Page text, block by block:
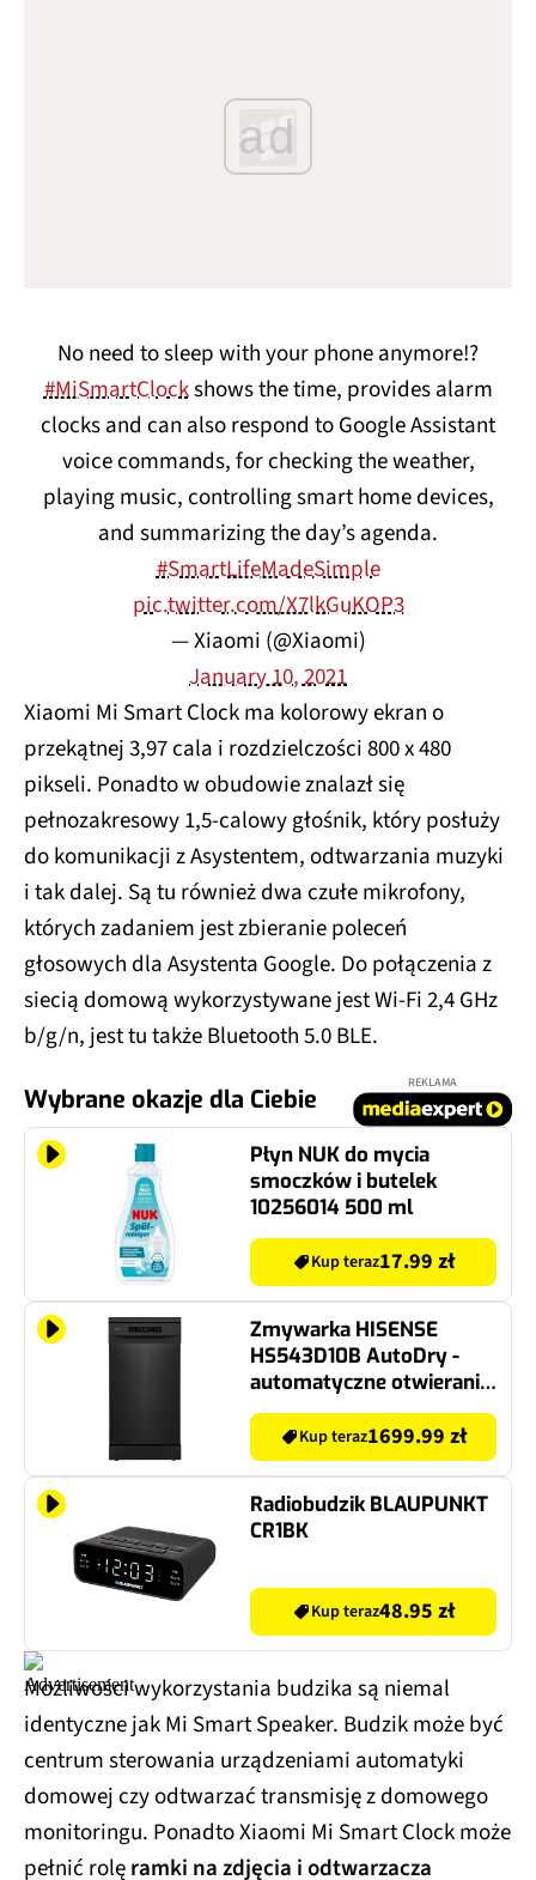
ad
No need to sleep with your phone anymore!?
#MiSmartClockshows the time, provides alarm
clocks and can also respond to Google Assistant
voice commands, for checking the weather,
playing music, controlling smart home devices,
and summarizing the day’s agenda.
#SmartLifeMadeSimple
pic.twitter.com/X7lkGuKOP3
— Xiaomi (@Xiaomi)
January 10, 2021
Xiaomi Mi Smart Clock ma kolorowy ekran o
przekątnej 3,97 cala i rozdzielczości 800 x 480
pikseli. Ponadto w obudowie znalazł się
pełnozakresowy 1,5-calowy głośnik, który posłuży
do komunikacji z Asystentem, odtwarzania muzyki
i tak dalej. Są tu również dwa czułe mikrofony,
których zadaniem jest zbieranie poleceń
głosowych dla Asystenta Google. Do połączenia z
siecią domową wykorzystywane jest Wi-Fi 2,4 GHz
b/g/n, jest tu także Bluetooth 5.0 BLE.
Wybrane okazje dla Ciebie
REKLAMA
Płyn NUK do mycia
smoczków i butelek
10256014 500 ml
Kup teraz17.99 zł
Zmywarka HISENSE
HS543D10B AutoDry -
automatyczne otwieranie
drzwi
Kup teraz1699.99 zł
Radiobudzik BLAUPUNKT
CR1BK
Kup teraz48.95 zł
Możliwości wykorzystania budzika są niemal
identyczne jak Mi Smart Speaker. Budzik może być
centrum sterowania urządzeniami automatyki
domowej czy odtwarzać transmisję z domowego
monitoringu. Ponadto Xiaomi Mi Smart Clock może
pełnić rolęramki na zdjęcia i odtwarzacza